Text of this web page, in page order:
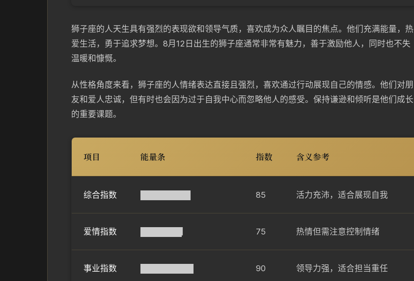
狮子座的人天生具有强烈的表现欲和领导气质，喜欢成为众人瞩目的焦点。他们充满能量，热
爱生活，勇于追求梦想。8月12日出生的狮子座通常非常有魅力，善于激励他人，同时也不失
温暖和慷慨。
从性格角度来看，狮子座的人情绪表达直接且强烈，喜欢通过行动展现自己的情感。他们对朋
友和爱人忠诚，但有时也会因为过于自我中心而忽略他人的感受。保持谦逊和倾听是他们成长
的重要课题。
项目 能量条 指数 含义参考
综合指数 85 活力充沛，适合展现自我
爱情指数 75 热情但需注意控制情绪
事业指数 90 领导力强，适合担当重任